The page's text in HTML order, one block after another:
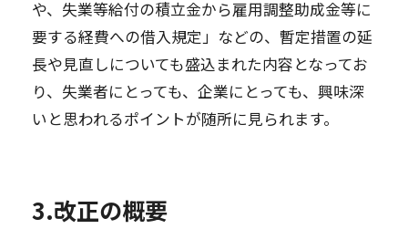
や、失業等給付の積立金から雇用調整助成金等に
要する経費への借入規定」などの、暫定措置の延
長や見直しについても盛込まれた内容となってお
り、失業者にとっても、企業にとっても、興味深
いと思われるポイントが随所に見られます。
3.改正の概要